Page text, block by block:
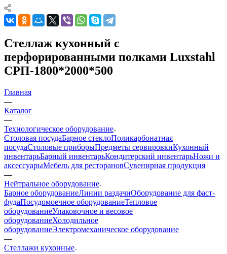
Стеллаж кухонный с
перфорированными полками Luxstahl
СРП-1800*2000*500
Главная
—
Каталог
—
Технологическое оборудование
Столовая посудаБарное стеклоПоликарбонатная
посудаСтоловые приборыПредметы сервировкиКухонный
инвентарьБарный инвентарьКондитерский инвентарьНожи и
аксессуарыМебель для ресторановСувенирная продукция
—
Нейтральное оборудование
Барное оборудованиеЛинии раздачиОборудование для фаст-
фудаПосудомоечное оборудованиеТепловое
оборудованиеУпаковочное и весовое
оборудованиеХолодильное
оборудованиеЭлектромеханическое оборудование
—
Стеллажи кухонные